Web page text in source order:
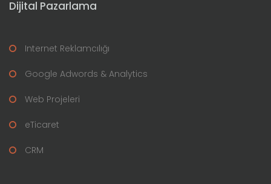
Dijital Pazarlama
Internet Reklamcılığı
Google Adwords & Analytics
Web Projeleri
eTicaret
CRM